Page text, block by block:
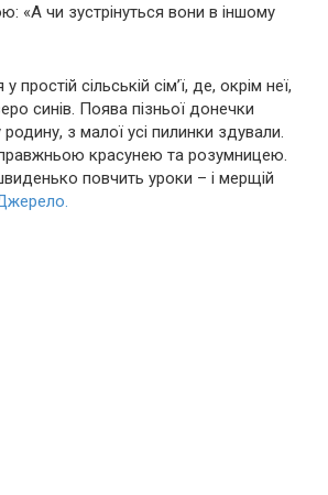
«А чи зустрінуться вони в іншому
простій сільській сім’ї, де, окрім неї,
синів. Поява пізньої донечки
з малої усі пилинки здували.
красунею та розумницею.
повчить уроки – і мерщій